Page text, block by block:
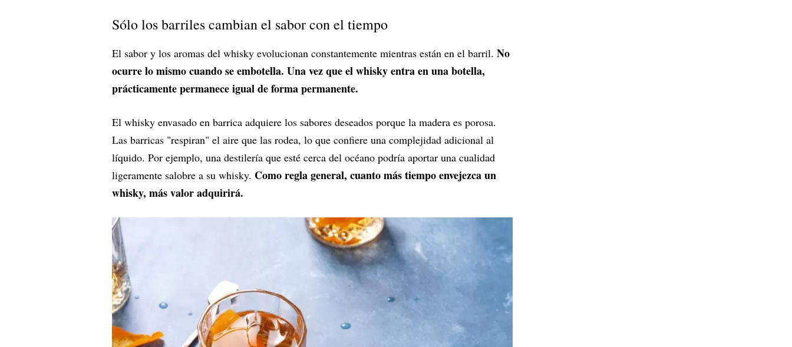
Sólo los barriles cambian el sabor con el tiempo
El sabor y los aromas del whisky evolucionan constantemente mientras están en el barril. No
ocurre lo mismo cuando se embotella. Una vez que el whisky entra en una botella,
prácticamente permanece igual de forma permanente.
El whisky envasado en barrica adquiere los sabores deseados porque la madera es porosa.
Las barricas "respiran" el aire que las rodea, lo que confiere una complejidad adicional al
líquido. Por ejemplo, una destilería que esté cerca del océano podría aportar una cualidad
ligeramente salobre a su whisky. Como regla general, cuanto más tiempo envejezca un
whisky, más valor adquirirá.